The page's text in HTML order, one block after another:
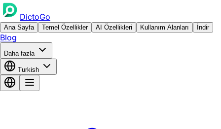
DictoGo
Ana Sayfa Temel Özellikler AI Özellikleri Kullanım Alanları İndir
Blog
Daha fazla
Turkish